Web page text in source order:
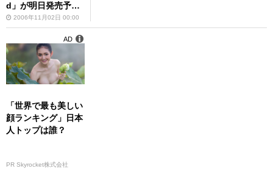
d」が明日発売予
定！2006年11月02日 00:00
「世界で最も美しい
顔ランキング」日本
人トップは誰？
PR Skyrocket株式会社
AD